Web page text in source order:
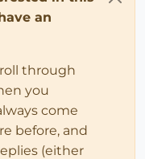
an
through
you
come
before, and
(either